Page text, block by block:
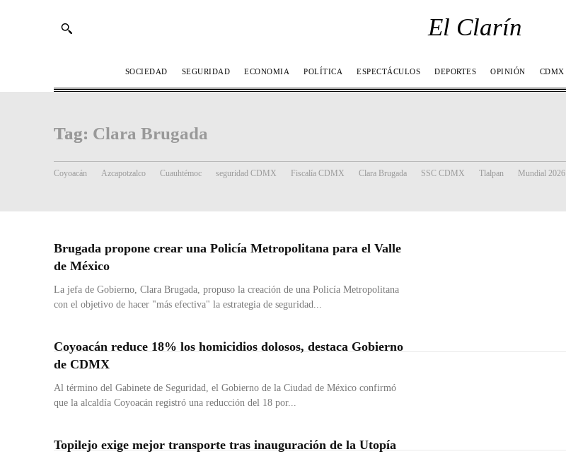
El Clarín
SOCIEDAD SEGURIDAD ECONOMIA POLÍTICA ESPECTÁCULOS DEPORTES OPINIÓN CDMX
Tag: Clara Brugada
Coyoacán Azcapotzalco Cuauhtémoc seguridad CDMX Fiscalía CDMX Clara Brugada SSC CDMX Tlalpan Mundial 2026
Brugada propone crear una Policía Metropolitana para el Valle
de México
La jefa de Gobierno, Clara Brugada, propuso la creación de una Policía Metropolitana
con el objetivo de hacer "más efectiva" la estrategia de seguridad...
Coyoacán reduce 18% los homicidios dolosos, destaca Gobierno
de CDMX
Al término del Gabinete de Seguridad, el Gobierno de la Ciudad de México confirmó
que la alcaldía Coyoacán registró una reducción del 18 por...
Topilejo exige mejor transporte tras inauguración de la Utopía